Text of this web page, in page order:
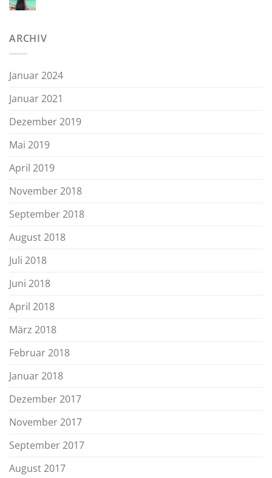
ARCHIV
Januar 2024
Januar 2021
Dezember 2019
Mai 2019
April 2019
November 2018
September 2018
August 2018
Juli 2018
Juni 2018
April 2018
März 2018
Februar 2018
Januar 2018
Dezember 2017
November 2017
September 2017
August 2017